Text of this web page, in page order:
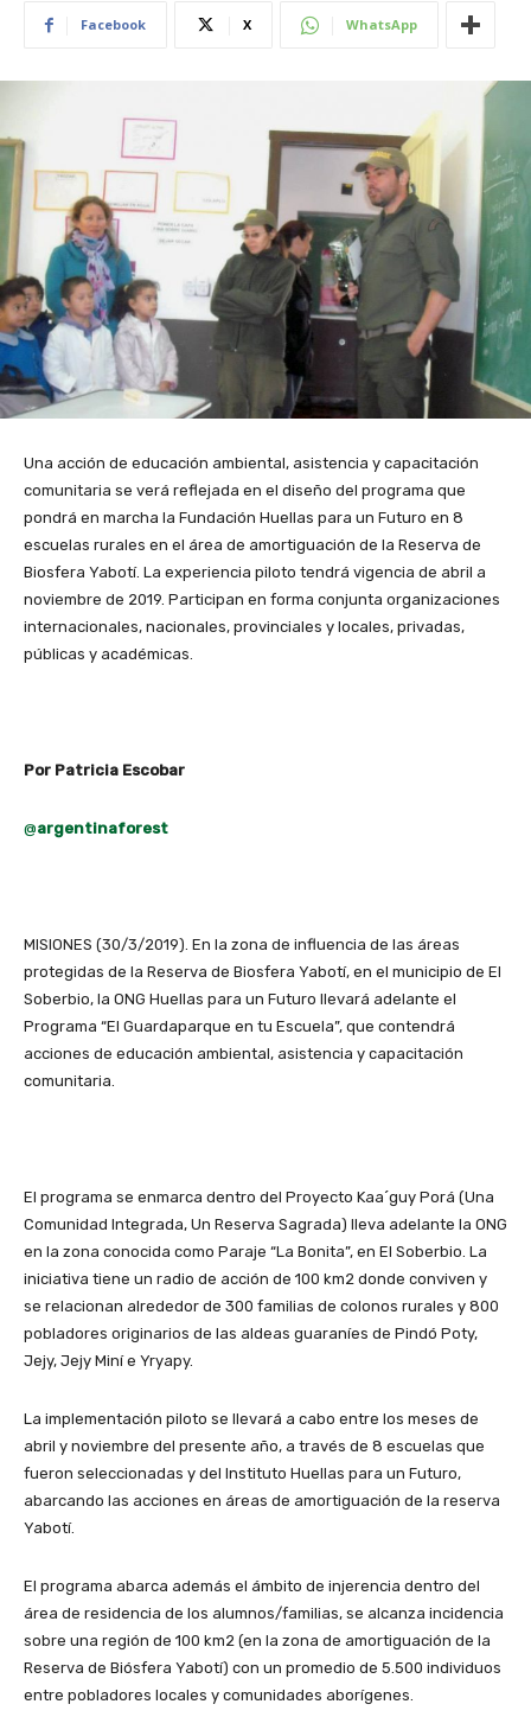
Facebook X WhatsApp
Una acción de educación ambiental, asistencia y capacitación
comunitaria se verá reflejada en el diseño del programa que
pondrá en marcha la Fundación Huellas para un Futuro en 8
escuelas rurales en el área de amortiguación de la Reserva de
Biosfera Yabotí. La experiencia piloto tendrá vigencia de abril a
noviembre de 2019. Participan en forma conjunta organizaciones
internacionales, nacionales, provinciales y locales, privadas,
públicas y académicas.
Por Patricia Escobar
@argentinaforest
MISIONES (30/3/2019). En la zona de influencia de las áreas
protegidas de la Reserva de Biosfera Yabotí, en el municipio de El
Soberbio, la ONG Huellas para un Futuro llevará adelante el
Programa “El Guardaparque en tu Escuela”, que contendrá
acciones de educación ambiental, asistencia y capacitación
comunitaria.
El programa se enmarca dentro del Proyecto Kaa´guy Porá (Una
Comunidad Integrada, Un Reserva Sagrada) lleva adelante la ONG
en la zona conocida como Paraje “La Bonita”, en El Soberbio. La
iniciativa tiene un radio de acción de 100 km2 donde conviven y
se relacionan alrededor de 300 familias de colonos rurales y 800
pobladores originarios de las aldeas guaraníes de Pindó Poty,
Jejy, Jejy Miní e Yryapy.
La implementación piloto se llevará a cabo entre los meses de
abril y noviembre del presente año, a través de 8 escuelas que
fueron seleccionadas y del Instituto Huellas para un Futuro,
abarcando las acciones en áreas de amortiguación de la reserva
Yabotí.
El programa abarca además el ámbito de injerencia dentro del
área de residencia de los alumnos/familias, se alcanza incidencia
sobre una región de 100 km2 (en la zona de amortiguación de la
Reserva de Biósfera Yabotí) con un promedio de 5.500 individuos
entre pobladores locales y comunidades aborígenes.